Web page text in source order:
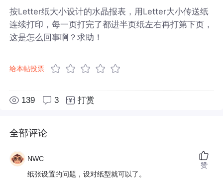
按Letter纸大小设计的水晶报表，用Letter大小传送纸
连续打印，每一页打完了都进半页纸左右再打第下页，
这是怎么回事啊？求助！
给本帖投票
139 3 打赏
全部评论
NWC
纸张设置的问题，设对纸型就可以了。
赞